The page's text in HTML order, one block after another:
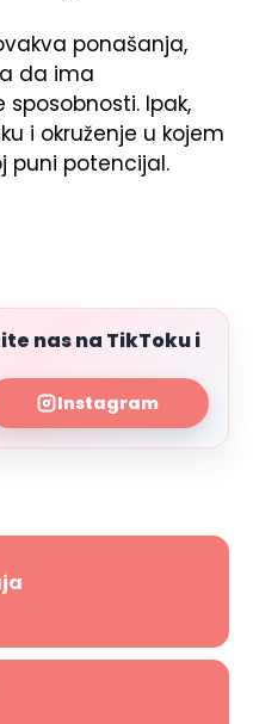
ponašanja,
da ima
Ipak,
i okruženje u kojem
puni potencijal.
nas na TikToku i
Instagram